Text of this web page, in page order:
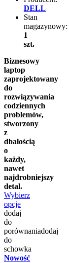
DELL
Stan
magazynowy:
1
szt.
Biznesowy
laptop
zaprojektowany
do
rozwiązywania
codziennych
problemów,
stworzony
z
dbałością
o
każdy,
nawet
najdrobniejszy
detal.
Wybierz
opcje
dodaj
do
porównaniadodaj
do
schowka
Nowość